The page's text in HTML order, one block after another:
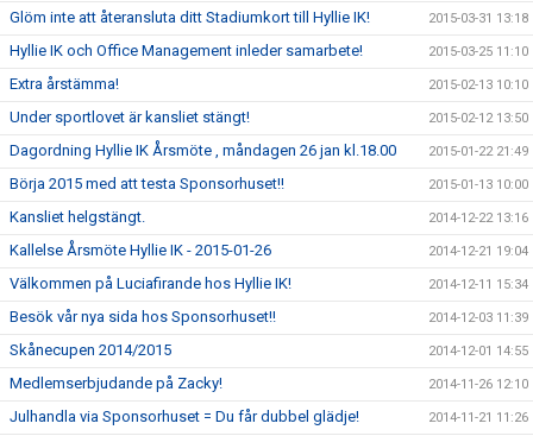
Glöm inte att återansluta ditt Stadiumkort till Hyllie IK! 2015-03-31 13:18
Hyllie IK och Office Management inleder samarbete! 2015-03-25 11:10
Extra årstämma! 2015-02-13 10:10
Under sportlovet är kansliet stängt! 2015-02-12 13:50
Dagordning Hyllie IK Årsmöte , måndagen 26 jan kl.18.00 2015-01-22 21:49
Börja 2015 med att testa Sponsorhuset!! 2015-01-13 10:00
Kansliet helgstängt. 2014-12-22 13:16
Kallelse Årsmöte Hyllie IK - 2015-01-26 2014-12-21 19:04
Välkommen på Luciafirande hos Hyllie IK! 2014-12-11 15:34
Besök vår nya sida hos Sponsorhuset!! 2014-12-03 11:39
Skånecupen 2014/2015 2014-12-01 14:55
Medlemserbjudande på Zacky! 2014-11-26 12:10
Julhandla via Sponsorhuset = Du får dubbel glädje! 2014-11-21 11:26